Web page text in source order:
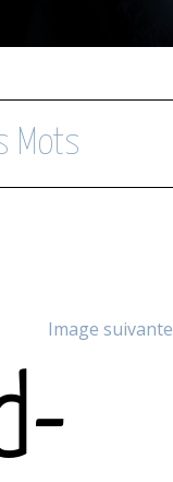
Mots
Image suivante